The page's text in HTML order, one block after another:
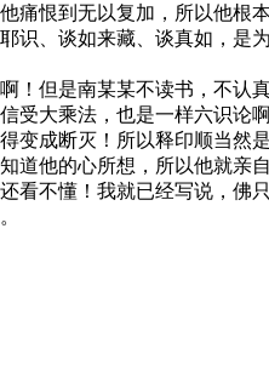
痛恨到无以复加，所以他
识、谈如来藏、谈真如，
但是南某某不读书，不认
受大乘法，也是一样六识
变成断灭！所以释印顺当
道他的心所想，所以他就
看不懂！我就已经写说，